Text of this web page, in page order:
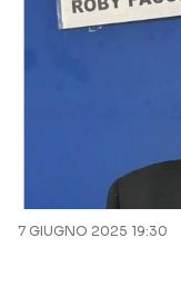
7 GIUGNO 2025 19:30